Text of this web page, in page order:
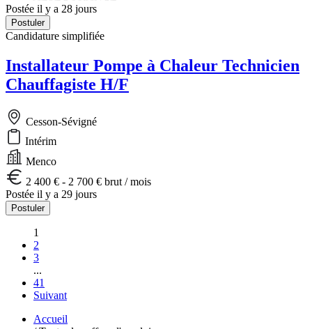
Postée il y a 28 jours
Postuler
Candidature simplifiée
Installateur Pompe à Chaleur Technicien
Chauffagiste H/F
Cesson-Sévigné
Intérim
Menco
2 400 € - 2 700 € brut / mois
Postée il y a 29 jours
Postuler
1
2
3
...
41
Suivant
Accueil